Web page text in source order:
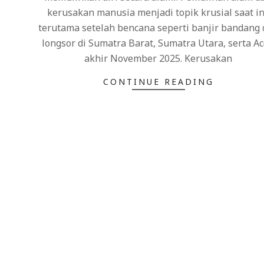
kerusakan manusia menjadi topik krusial saat
terutama setelah bencana seperti banjir bandang
longsor di Sumatra Barat, Sumatra Utara, serta
akhir November 2025. Kerusakan
CONTINUE READING